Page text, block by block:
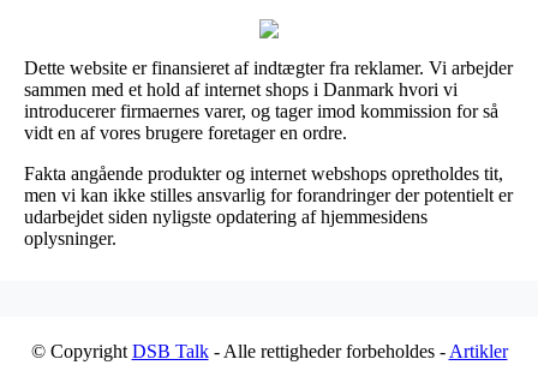
Dette website er finansieret af indtægter fra reklamer. Vi arbejder
sammen med et hold af internet shops i Danmark hvori vi
introducerer firmaernes varer, og tager imod kommission for så
vidt en af vores brugere foretager en ordre.
Fakta angående produkter og internet webshops opretholdes tit,
men vi kan ikke stilles ansvarlig for forandringer der potentielt er
udarbejdet siden nyligste opdatering af hjemmesidens
oplysninger.
© Copyright DSB Talk- Alle rettigheder forbeholdes - Artikler